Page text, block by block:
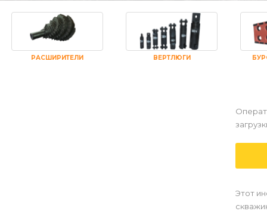
РАСШИРИТЕЛИ ВЕРТЛЮГИ
Этот